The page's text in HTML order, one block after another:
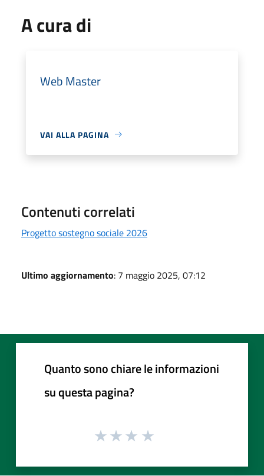
A cura di
Web Master
VAI ALLA PAGINA
Contenuti correlati
Progetto sostegno sociale 2026
Ultimo aggiornamento: 7 maggio 2025, 07:12
Quanto sono chiare le informazioni
su questa pagina?